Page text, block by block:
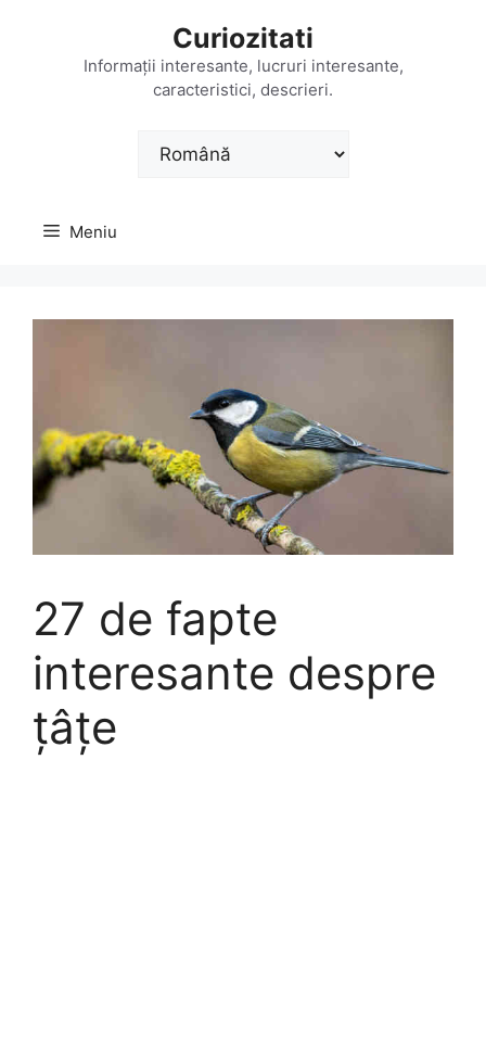
Curiozitati
Informații interesante, lucruri interesante,
caracteristici, descrieri.
Alege
Meniu
27 de fapte
interesante despre
țâțe